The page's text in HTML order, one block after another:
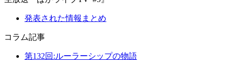
発表された情報まとめ
コラム記事
第132回:ルーラーシップの物語